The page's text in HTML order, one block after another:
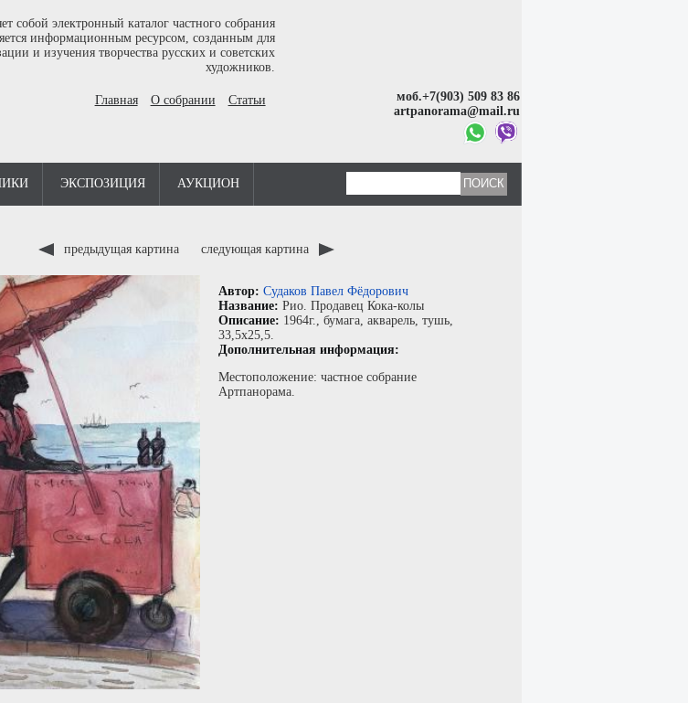
собой электронный каталог частного собрания
информационным ресурсом, созданным для
и изучения творчества русских и советских
художников.
Главная О собрании Статьи
моб.+7(903) 509 83 86
artpanorama@mail.ru
ЭКСПОЗИЦИЯ АУКЦИОН
предыдущая картина следующая картина
Автор: Судаков Павел Фёдорович
Название: Рио. Продавец Кока-колы
Описание: 1964г., бумага, акварель, тушь,
33,5x25,5.
Дополнительная информация:
Местоположение: частное собрание
Артпанорама.